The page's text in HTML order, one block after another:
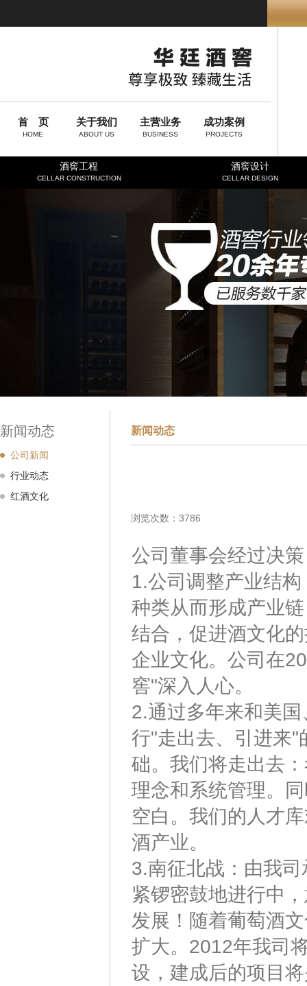
首 页
HOME
关于我们
ABOUT US
主营业务
BUSINESS
成功案例
PROJECTS
酒窖工程
CELLAR CONSTRUCTION
酒窖设计
CELLAR DESIGN
新闻动态
公司新闻
行业动态
红酒文化
新闻动态
浏览次数：3786
公司董事会经过决
1.公司调整产业结
种类从而形成产业
结合，促进酒文化
企业文化。公司在
窖"深入人心。
2.通过多年来和美
行"走出去、引进来"
础。我们将走出去
理念和系统管理。
空白。我们的人才
酒产业。
3.南征北战：由我
紧锣密鼓地进行中
发展！随着葡萄酒
扩大。2012年我司
设，建成后的项目